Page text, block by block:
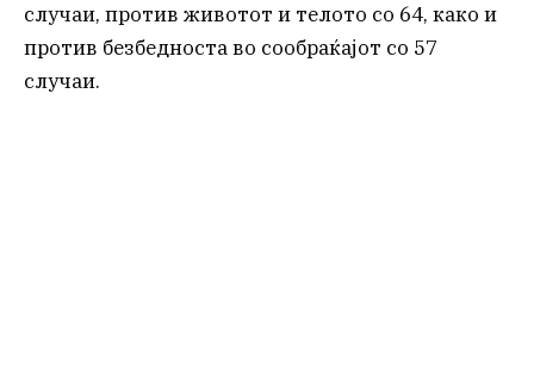
случаи, против животот и телото со 64, како и
против безбедноста во сообраќајот со 57
случаи.